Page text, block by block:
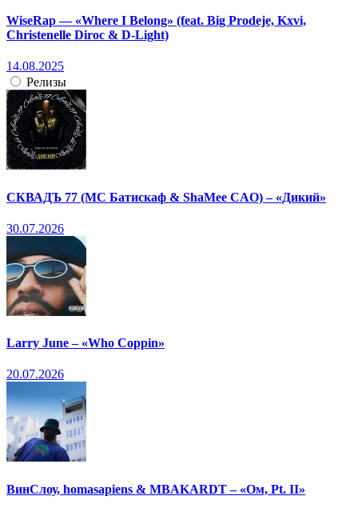
WiseRap — «Where I Belong» (feat. Big Prodeje, Kxvi,
Christenelle Diroc & D-Light)
14.08.2025
Релизы
СКВАДЪ 77 (МС Батискаф & ShaMee CAO) – «Дикий»
30.07.2026
Larry June – «Who Coppin»
20.07.2026
ВинСлоу, homasapiens & MBAKARDT – «Ом, Pt. II»